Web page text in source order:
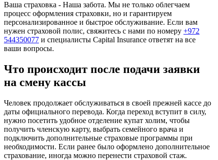
Ваша страховка - Наша забота. Мы не только облегчаем
процесс оформления страховки, но и гарантируем
персонализированное и быстрое обслуживание. Если вам
нужен страховой полис, свяжитесь с нами по номеру +972
544350077 и специалисты Capital Insurance ответят на все
ваши вопросы.
Что происходит после подачи заявки
на смену кассы
Человек продолжает обслуживаться в своей прежней кассе до
даты официального перевода. Когда переход вступит в силу,
нужно посетить удобное отделение купат холим, чтобы
получить членскую карту, выбрать семейного врача и
подключить дополнительные страховые программы при
необходимости. Если ранее было оформлено дополнительное
страхование, иногда можно перенести страховой стаж.